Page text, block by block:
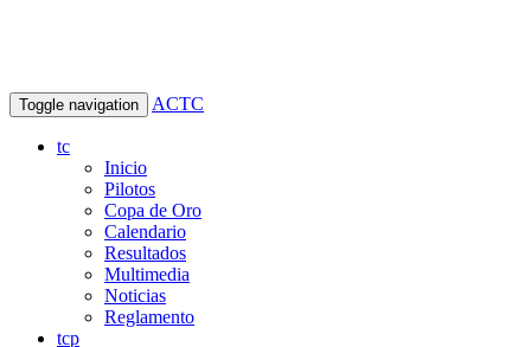
Toggle navigation ACTC
tc
Inicio
Pilotos
Copa de Oro
Calendario
Resultados
Multimedia
Noticias
Reglamento
tcp